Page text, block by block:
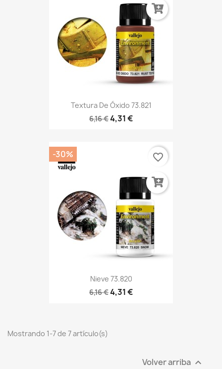
Textura De Óxido 73.821
6,16 €4,31 €
Nieve 73.820
6,16 €4,31 €
-30% favorite_border
Mostrando 1-7 de 7 artículo(s)
Volver arriba 